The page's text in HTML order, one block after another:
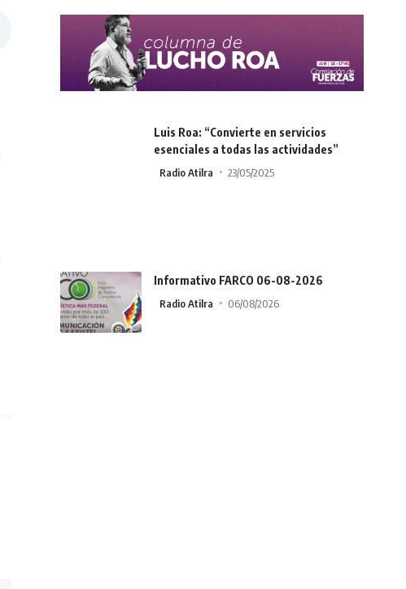
Luis Roa: “Convierte en servicios
esenciales a todas las actividades”
Radio Atilra 23/05/2025
Informativo FARCO 06-08-2026
Radio Atilra 06/08/2026